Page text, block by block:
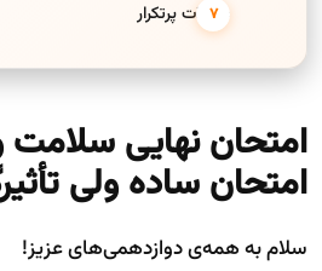
سوالات پرتکرار
امتحان نهایی
امتحان ساده ولی
سلام به همه‌ی دوازدهمی‌های عزیز!